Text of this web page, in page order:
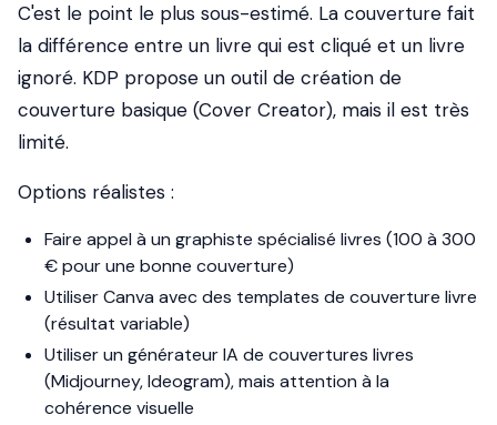
C'est le point le plus sous-estimé. La couverture fait
la différence entre un livre qui est cliqué et un livre
ignoré. KDP propose un outil de création de
couverture basique (Cover Creator), mais il est très
limité.
Options réalistes :
Faire appel à un graphiste spécialisé livres (100 à 300
€ pour une bonne couverture)
Utiliser Canva avec des templates de couverture livre
(résultat variable)
Utiliser un générateur IA de couvertures livres
(Midjourney, Ideogram), mais attention à la
cohérence visuelle